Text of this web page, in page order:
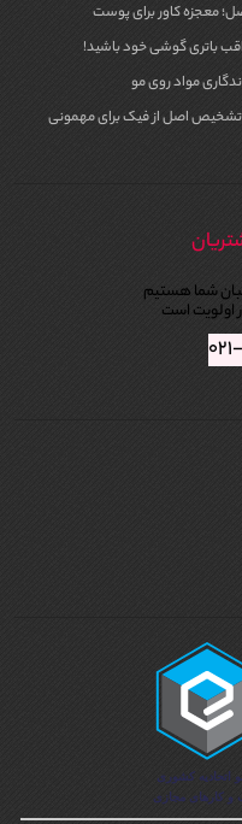
مواد روی مو
شما هستیم
اولویت است